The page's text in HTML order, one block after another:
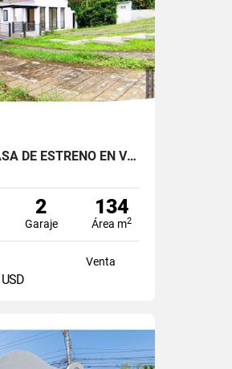
LAGO DE CAPEIRA CASA DE ESTRENO EN VENTA
2
Garaje
134
Área m2
Venta
USD